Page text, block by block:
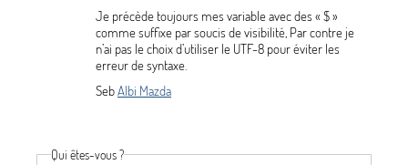
Je précède toujours mes variable avec des « $»
comme suffixe par soucis de visibilité, Par contre je
n’ai pas le choix d’utiliser le UTF-8 pour éviter les
erreur de syntaxe.
SebAlbi Mazda
Qui êtes-vous ?